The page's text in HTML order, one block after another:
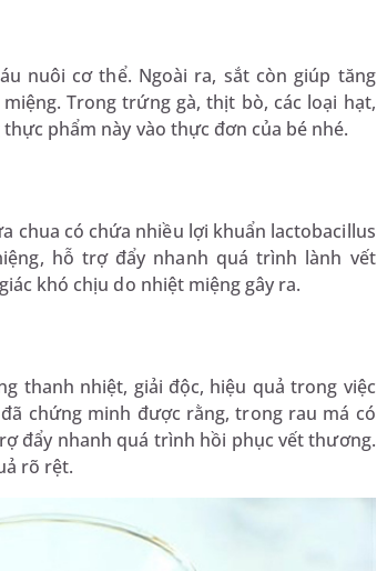
nuôi cơ thể. Ngoài ra, sắt còn giúp tăng
Trong trứng gà, thịt bò, các loại hạt,
phẩm này vào thực đơn của bé nhé.
chua có chứa nhiều lợi khuẩn lactobacillus
hỗ trợ đẩy nhanh quá trình lành vết
khó chịu do nhiệt miệng gây ra.
thanh nhiệt, giải độc, hiệu quả trong việc
chứng minh được rằng, trong rau má có
đẩy nhanh quá trình hồi phục vết thương.
rõ rệt.